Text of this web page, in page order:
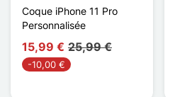
Coque iPhone 11 Pro
Personnalisée
15,99 € 25,99 €
-10,00 €